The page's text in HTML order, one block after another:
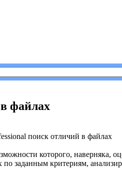
файлах
которого, наверняка,
заданным критериям,